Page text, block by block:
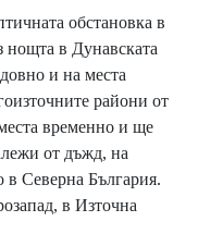
обстановка в
нощта в Дунавската
и на места
райони от
временно и ще
от дъжд, на
в Северна България.
в Източна